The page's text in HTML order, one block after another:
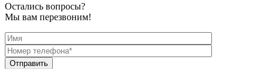
Остались вопросы?
Мы вам перезвоним!